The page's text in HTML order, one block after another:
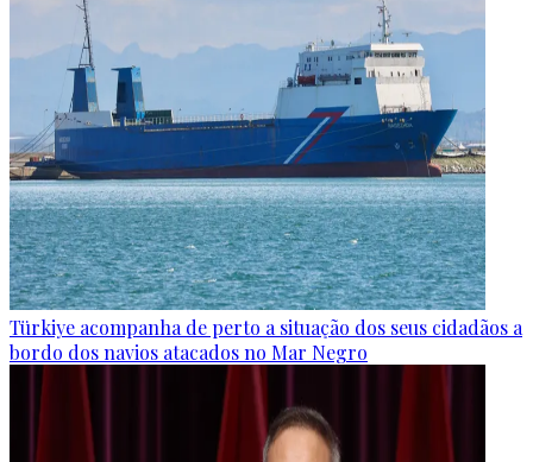
Türkiye acompanha de perto a situação dos seus cidadãos a
bordo dos navios atacados no Mar Negro